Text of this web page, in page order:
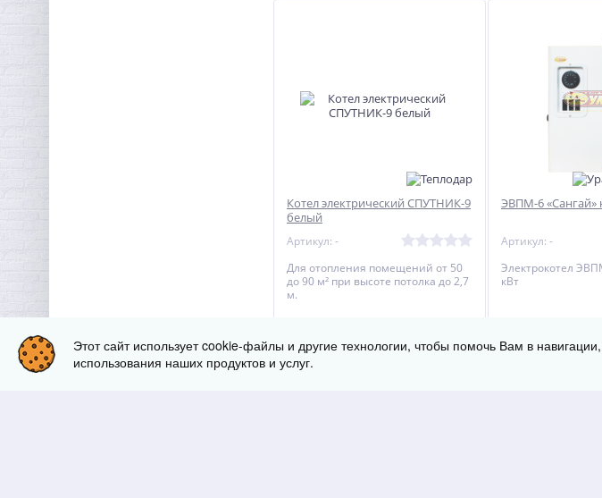
Котел электрический СПУТНИК-9
белый
Артикул: -
Для отопления помещений от 50
до 90 м² при высоте потолка до 2,7
м.
17 820
ЭВПМ-6 «Сангай»
Артикул: -
Электрокотел
кВт
11 485
Этот сайт использует cookie-файлы и другие технологии, чтобы помочь Вам в
использования наших продуктов и услуг.